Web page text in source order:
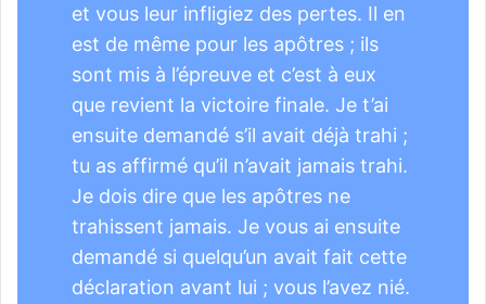
et vous leur infligiez des pertes. Il en
est de même pour les apôtres ; ils
sont mis à l’épreuve et c’est à eux
que revient la victoire finale. Je t’ai
ensuite demandé s’il avait déjà trahi ;
tu as affirmé qu’il n’avait jamais trahi.
Je dois dire que les apôtres ne
trahissent jamais. Je vous ai ensuite
demandé si quelqu’un avait fait cette
déclaration avant lui ; vous l’avez nié.